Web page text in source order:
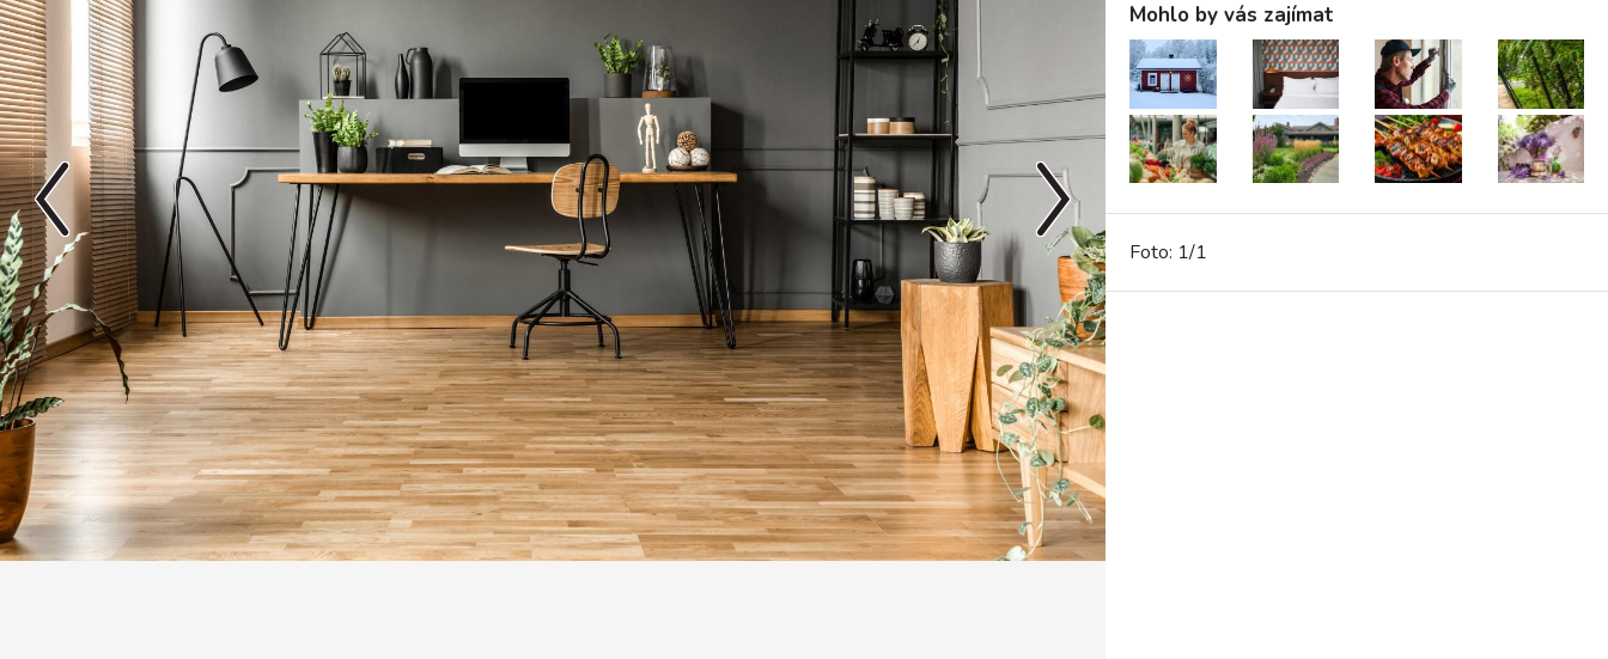
Mohlo by vás zajímat
Foto: 1/1